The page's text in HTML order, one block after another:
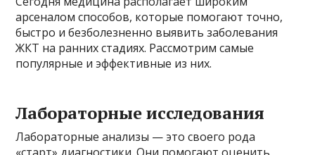
арсеналом способов, которые помогают точно,
быстро и безболезненно выявить заболевания
ЖКТ на ранних стадиях. Рассмотрим самые
популярные и эффективные из них.
Лабораторные исследования
Лабораторные анализы — это своего рода